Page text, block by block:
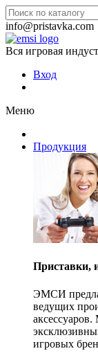
info@pristavka.com
Вся игровая
Вход
Меню
Продукция
Приставки,
ЭМСИ
ведущих
игровых